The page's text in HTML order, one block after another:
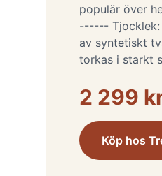
populär över
------ Tjocklek:
av syntetiskt
torkas i starkt
2 299
Köp hos